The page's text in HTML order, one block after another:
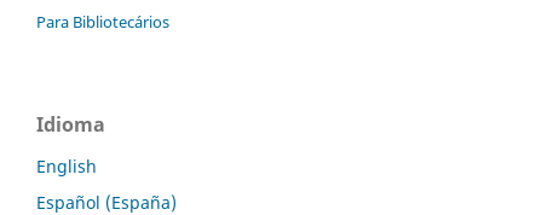
Para Bibliotecários
Idioma
English
Español (España)